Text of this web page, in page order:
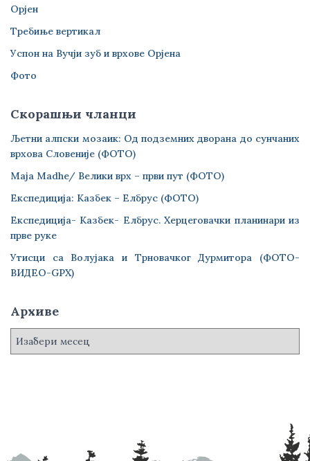
Орјен
Требиње вертикал
Успон на Вучји зуб и врхове Орјена
Фото
Скорашњи чланци
Љетни алпски мозаик: Од подземних дворана до сунчаних
врхова Словеније (ФОТО)
Maja Madhe/ Велики врх – први пут (ФОТО)
Експедиција: Казбек – Елбрус (ФОТО)
Експедиција- Казбек- Елбрус. Херцеговачки планинари из
прве руке
Утисци са Волујака и Трновачког Дурмитора (ФОТО-
ВИДЕО-GPX)
Архиве
А